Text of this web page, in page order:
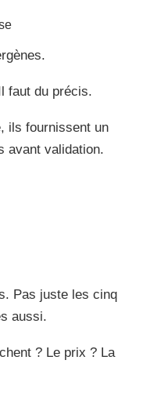
faut du précis.
ils fournissent un
avant validation.
Pas juste les cinq
aussi.
? Le prix ? La